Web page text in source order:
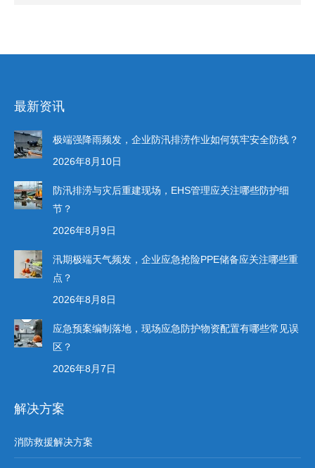
最新资讯
极端强降雨频发，企业防汛排涝作业如何筑牢安全防线？
2026年8月10日
防汛排涝与灾后重建现场，EHS管理应关注哪些防护细
节？
2026年8月9日
汛期极端天气频发，企业应急抢险PPE储备应关注哪些重
点？
2026年8月8日
应急预案编制落地，现场应急防护物资配置有哪些常见误
区？
2026年8月7日
解决方案
消防救援解决方案